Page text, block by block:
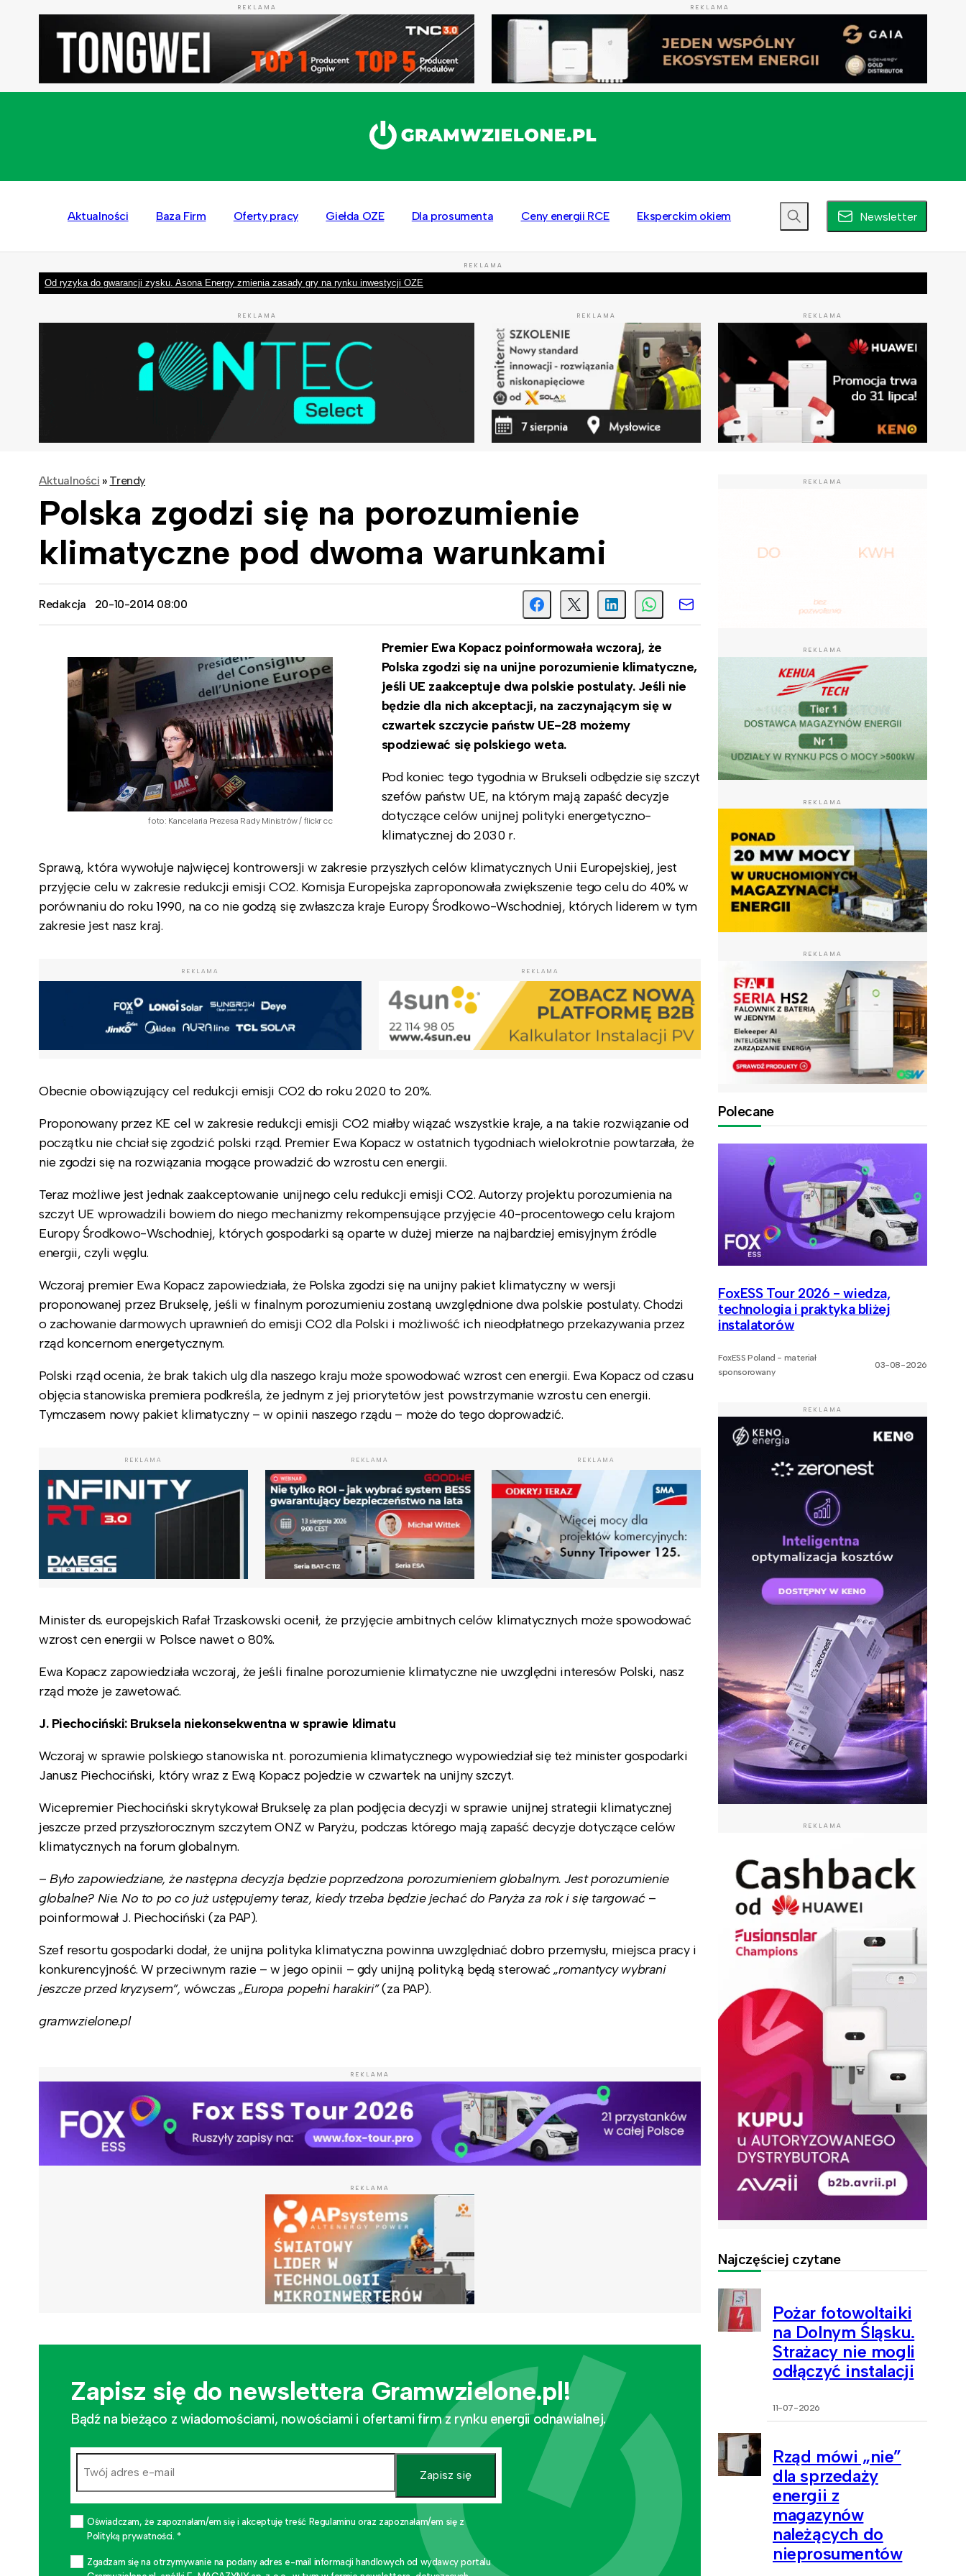
REKLAMA REKLAMA
Aktualności Baza Firm Oferty pracy Giełda OZE Dla prosumenta Ceny energii RCE Eksperckim okiem Newsletter
REKLAMA
Od ryzyka do gwarancji zysku. Asona Energy zmienia zasady gry na rynku inwestycji OZE
REKLAMA REKLAMA REKLAMA
Aktualności » Trendy
Polska zgodzi się na porozumienie
klimatyczne pod dwoma warunkami
Redakcja 20-10-2014 08:00
foto: Kancelaria Prezesa Rady Ministrów / flickr cc
Premier Ewa Kopacz poinformowała wczoraj, że
Polska zgodzi się na unijne porozumienie klimatyczne,
jeśli UE zaakceptuje dwa polskie postulaty. Jeśli nie
będzie dla nich akceptacji, na zaczynającym się w
czwartek szczycie państw UE-28 możemy
spodziewać się polskiego weta.
Pod koniec tego tygodnia w Brukseli odbędzie się szczyt
szefów państw UE, na którym mają zapaść decyzje
dotyczące celów unijnej polityki energetyczno-
klimatycznej do 2030 r.
Sprawą, która wywołuje najwięcej kontrowersji w zakresie przyszłych celów klimatycznych Unii Europejskiej, jest
przyjęcie celu w zakresie redukcji emisji CO2. Komisja Europejska zaproponowała zwiększenie tego celu do 40% w
porównaniu do roku 1990, na co nie godzą się zwłaszcza kraje Europy Środkowo-Wschodniej, których liderem w tym
zakresie jest nasz kraj.
REKLAMA REKLAMA
Obecnie obowiązujący cel redukcji emisji CO2 do roku 2020 to 20%.
Proponowany przez KE cel w zakresie redukcji emisji CO2 miałby wiązać wszystkie kraje, a na takie rozwiązanie od
początku nie chciał się zgodzić polski rząd. Premier Ewa Kopacz w ostatnich tygodniach wielokrotnie powtarzała, że
nie zgodzi się na rozwiązania mogące prowadzić do wzrostu cen energii.
Teraz możliwe jest jednak zaakceptowanie unijnego celu redukcji emisji CO2. Autorzy projektu porozumienia na
szczyt UE wprowadzili bowiem do niego mechanizmy rekompensujące przyjęcie 40-procentowego celu krajom
Europy Środkowo-Wschodniej, których gospodarki są oparte w dużej mierze na najbardziej emisyjnym źródle
energii, czyli węglu.
Wczoraj premier Ewa Kopacz zapowiedziała, że Polska zgodzi się na unijny pakiet klimatyczny w wersji
proponowanej przez Brukselę, jeśli w finalnym porozumieniu zostaną uwzględnione dwa polskie postulaty. Chodzi
o zachowanie darmowych uprawnień do emisji CO2 dla Polski i możliwość ich nieodpłatnego przekazywania przez
rząd koncernom energetycznym.
Polski rząd ocenia, że brak takich ulg dla naszego kraju może spowodować wzrost cen energii. Ewa Kopacz od czasu
objęcia stanowiska premiera podkreśla, że jednym z jej priorytetów jest powstrzymanie wzrostu cen energii.
Tymczasem nowy pakiet klimatyczny – w opinii naszego rządu – może do tego doprowadzić.
REKLAMA REKLAMA REKLAMA
Minister ds. europejskich Rafał Trzaskowski ocenił, że przyjęcie ambitnych celów klimatycznych może spowodować
wzrost cen energii w Polsce nawet o 80%.
Ewa Kopacz zapowiedziała wczoraj, że jeśli finalne porozumienie klimatyczne nie uwzględni interesów Polski, nasz
rząd może je zawetować.
J. Piechociński: Bruksela niekonsekwentna w sprawie klimatu
Wczoraj w sprawie polskiego stanowiska nt. porozumienia klimatycznego wypowiedział się też minister gospodarki
Janusz Piechociński, który wraz z Ewą Kopacz pojedzie w czwartek na unijny szczyt.
Wicepremier Piechociński skrytykował Brukselę za plan podjęcia decyzji w sprawie unijnej strategii klimatycznej
jeszcze przed przyszłorocznym szczytem ONZ w Paryżu, podczas którego mają zapaść decyzje dotyczące celów
klimatycznych na forum globalnym.
–Było zapowiedziane, że następna decyzja będzie poprzedzona porozumieniem globalnym. Jest porozumienie
globalne? Nie. No to po co już ustępujemy teraz, kiedy trzeba będzie jechać do Paryża za rok i się targować–
poinformował J. Piechociński (za PAP).
Szef resortu gospodarki dodał, że unijna polityka klimatyczna powinna uwzględniać dobro przemysłu, miejsca pracy i
konkurencyjność. W przeciwnym razie – w jego opinii – gdy unijną polityką będą sterować„romantycy wybrani
jeszcze przed kryzysem”, wówczas„Europa popełni harakiri”(za PAP).
gramwzielone.pl
REKLAMA
REKLAMA
Zapisz się do newslettera Gramwzielone.pl!
Bądź na bieżąco z wiadomościami, nowościami i ofertami firm z rynku energii odnawialnej.
Zapisz się
Oświadczam, że zapoznałam/em się i akceptuję treść Regulaminu oraz zapoznałam/em się z
Polityką prywatności. *
Zgadzam się na otrzymywanie na podany adres e-mail informacji handlowych od wydawcy portalu
REKLAMA
REKLAMA
REKLAMA
REKLAMA
Polecane
FoxESS Tour 2026 - wiedza,
technologia i praktyka bliżej
instalatorów
FoxESS Poland - materiał
sponsorowany
03-08-2026
REKLAMA
REKLAMA
Najczęściej czytane
Pożar fotowoltaiki
na Dolnym Śląsku.
Strażacy nie mogli
odłączyć instalacji
11-07-2026
Rząd mówi „nie”
dla sprzedaży
energii z
magazynów
należących do
nieprosumentów